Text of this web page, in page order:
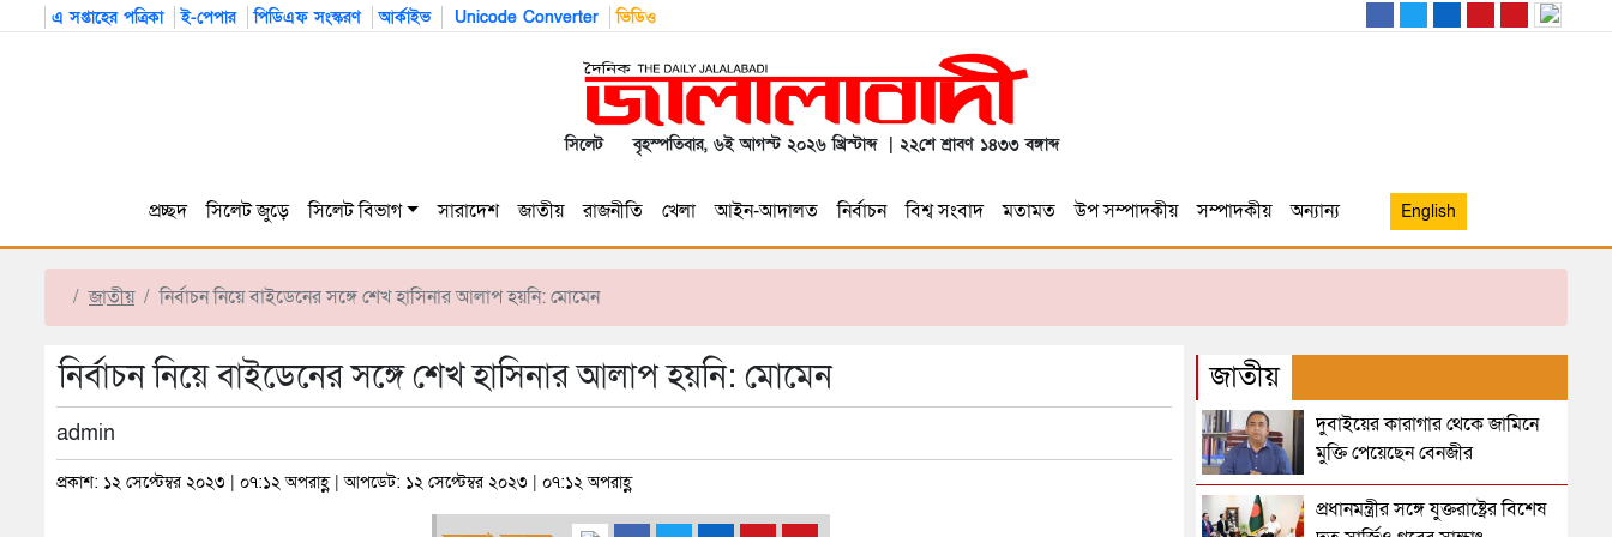
এ সপ্তাহের পত্রিকা ই-পেপার পিডিএফ সংস্করণ আর্কাইভ Unicode Converter ভিডিও
সিলেট বৃহস্পতিবার, ৬ই আগস্ট ২০২৬ খ্রিস্টাব্দ | ২২শে শ্রাবণ ১৪৩৩ বঙ্গাব্দ
প্রচ্ছদ সিলেট জুড়ে সিলেট বিভাগ সারাদেশ জাতীয় রাজনীতি খেলা আইন-আদালত নির্বাচন বিশ্ব সংবাদ মতামত উপ সম্পাদকীয় সম্পাদকীয় অন্যান্য English
জাতীয় নির্বাচন নিয়ে বাইডেনের সঙ্গে শেখ হাসিনার আলাপ হয়নি: মোমেন
নির্বাচন নিয়ে বাইডেনের সঙ্গে শেখ হাসিনার আলাপ হয়নি: মোমেন
admin
প্রকাশ: ১২ সেপ্টেম্বর ২০২৩ | ০৭:১২ অপরাহ্ণ | আপডেট: ১২ সেপ্টেম্বর ২০২৩ | ০৭:১২ অপরাহ্ণ
জাতীয়
দুবাইয়ের কারাগার থেকে জামিনে
মুক্তি পেয়েছেন বেনজীর
প্রধানমন্ত্রীর সঙ্গে যুক্তরাষ্ট্রের বিশেষ